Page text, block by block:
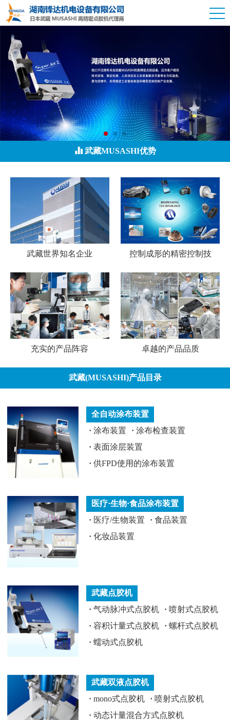
武藏MUSASHI优势
武藏世界知名企业 控制成形的精密控制技
充实的产品阵容 卓越的产品品质
武藏(MUSASHI)产品目录
全自动涂布装置
· 涂布装置 · 涂布检查装置
· 表面涂层装置
· 供FPD使用的涂布装置
医疗·生物·食品涂布装置
· 医疗/生物装置 · 食品装置
· 化妆品装置
武藏点胶机
· 气动脉冲式点胶机 · 喷射式点胶机
· 容积计量式点胶机 · 螺杆式点胶机
· 蠕动式点胶机
武藏双液点胶机
· mono式点胶机 · 喷射式点胶机
· 动态计量混合方式点胶机